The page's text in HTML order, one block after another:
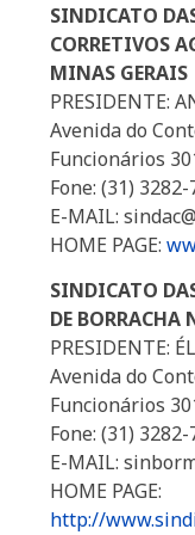
SINDICATO
CORRETIVOS
MINAS GERAIS
PRESIDENTE:
Avenida do
Funcionários
Fone: (31) 3282-
E-MAIL:
HOME PAGE:
SINDICATO
DE BORRACHA
PRESIDENTE:
Avenida do
Funcionários
Fone: (31)
E-MAIL:
HOME PAGE:
http://